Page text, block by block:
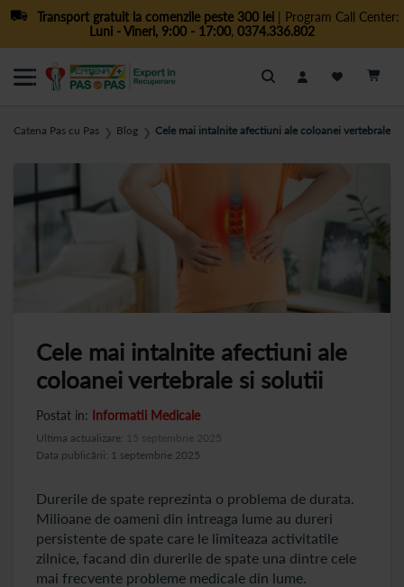
Transport gratuit la comenzile peste 300 lei| Program Call Center:
Luni - Vineri, 9:00 - 17:00, 0374.336.802
Cautare
Catena Pas cu Pas ❯ Blog ❯ Cele mai intalnite afectiuni ale coloanei vertebrale
Cele mai intalnite afectiuni ale
coloanei vertebrale si solutii
Postat in: Informatii Medicale
Data publicării: 1 septembrie 2025
Ultima actualizare: 15 septembrie 2025
Durerile de spate reprezinta o problema de durata.
Milioane de oameni din intreaga lume au dureri
persistente de spate care le limiteaza activitatile
zilnice, facand din durerile de spate una dintre cele
mai frecvente probleme medicale din lume.